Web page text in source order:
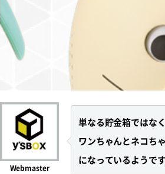
Webmaster
単なる貯金箱ではな
ワンちゃんとネコち
になっているようで